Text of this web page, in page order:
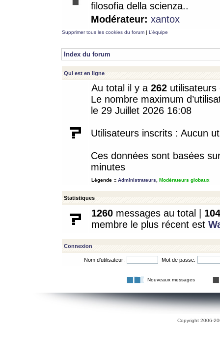
filosofia della scienza..
Modérateur: xantox
Supprimer tous les cookies du forum | L’équipe
Index du forum
Qui est en ligne
Au total il y a 262
Le nombre maximum
le 29 Juillet 2026 16:08
Utilisateurs inscrits : Aucun
Ces données sont basées
minutes
Légende :: Administrateurs Modérateurs globaux
Statistiques
1260 messages au total | 104
membre le plus récent est
Connexion
Nom d’utilisateur: Mot de passe:
Nouveaux messages
Copyright 2006-